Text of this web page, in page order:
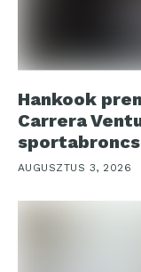
Hankook
Carrera
AUGUSZTUS 3, 2026